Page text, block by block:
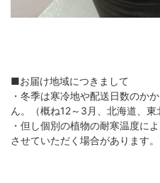
■お届け地域につきまして
・冬季は寒冷地や配送日数のか
ん。（概ね12～3月、北海道、東
・但し個別の植物の耐寒温度に
させていただく場合があります。